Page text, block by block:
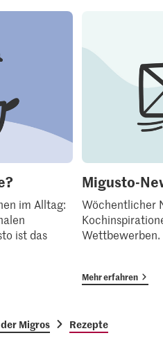
im Alltag:
ist das
Migusto-
Wöchentlicher
Wettbewerben.
Mehr erfahren
Migros Rezepte